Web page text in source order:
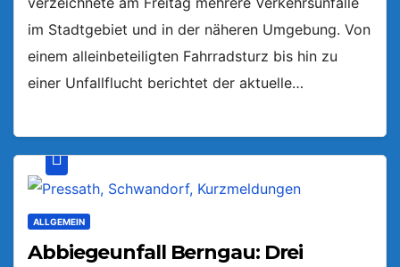
im Stadtgebiet und in der näheren Umgebung. Von
einem alleinbeteiligten Fahrradsturz bis hin zu
einer Unfallflucht berichtet der aktuelle…
ALLGEMEIN
Abbiegeunfall Berngau: Drei